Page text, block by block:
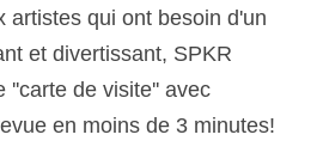
artistes qui ont besoin d'un
et divertissant, SPKR
''carte de visite'' avec
en moins de 3 minutes!